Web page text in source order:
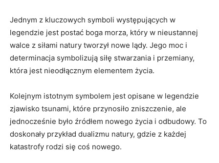
Jednym z kluczowych symboli występujących ⁤w
⁤legendzie⁣ jest postać​ boga morza, który w nieustannej
walce z siłami natury⁣ tworzył nowe lądy. ‍Jego moc i
determinacja symbolizują siłę stwarzania i przemiany,
która jest nieodłącznym elementem ⁢życia.
Kolejnym istotnym symbolem jest opisane⁢ w legendzie
zjawisko tsunami, które przynosiło ‌zniszczenie, ale‍
jednocześnie było źródłem nowego życia i odbudowy. To
doskonały ​przykład dualizmu⁣ natury, ‌gdzie z każdej ​
katastrofy ⁣rodzi się coś nowego.